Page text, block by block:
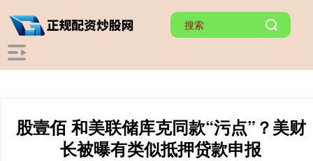
股壹佰 和美联储库克同款“污点”？美财
长被曝有类似抵押贷款申报